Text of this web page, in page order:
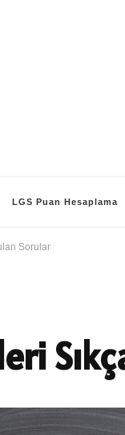
LGS Puan Hesaplama
Sorular